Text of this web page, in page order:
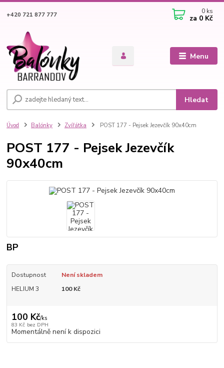
Menu
Hledat
+420 721 877 777 0 ks
za 0 Kč
Úvod Balónky Zvířátka POST 177 - Pejsek Jezevčík 90x40cm
POST 177 - Pejsek Jezevčík
90x40cm
BP
Dostupnost
Není skladem
HELIUM 3
100 Kč
100 Kč/ks
83 Kč bez DPH
Momentálně není k dispozici